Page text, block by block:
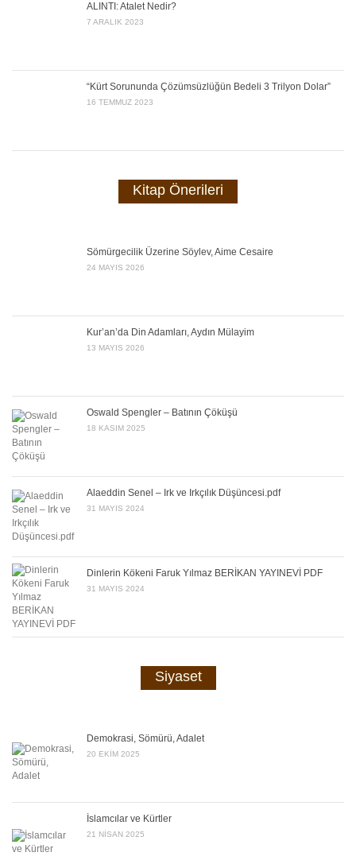
ALINTI: Atalet Nedir?
7 ARALIK 2023
“Kürt Sorununda Çözümsüzlüğün Bedeli 3 Trilyon Dolar”
16 TEMMUZ 2023
Kitap Önerileri
Sömürgecilik Üzerine Söylev, Aime Cesaire
24 MAYIS 2026
Kur’an’da Din Adamları, Aydın Mülayim
13 MAYIS 2026
Oswald Spengler – Batının Çöküşü
18 KASIM 2025
Alaeddin Senel – Irk ve Irkçılık Düşüncesi.pdf
31 MAYIS 2024
Dinlerin Kökeni Faruk Yılmaz BERİKAN YAYINEVİ PDF
31 MAYIS 2024
Siyaset
Demokrasi, Sömürü, Adalet
20 EKIM 2025
İslamcılar ve Kürtler
21 NISAN 2025